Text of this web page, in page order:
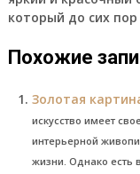
который до сих
Похожие
Золотая
искусство имеет
интерьерной
жизни. Однако есть